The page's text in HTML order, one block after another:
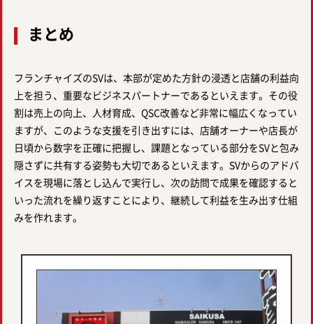
まとめ
フランチャイズのSVは、本部が定めた方針の浸透と店舗の利益向
上を担う、重要なビジネスパートナーであるといえます。その役
割は売上の向上、人材育成、QSC改善など非常に幅広くなってい
ますが、このような支援を引き出すには、店舗オーナーや店長が
日頃から数字を正確に把握し、課題となっている部分をSVと包み
隠さずに共有する姿勢も大切であるといえます。SVからのアドバ
イスを現場に落とし込んで実行し、次の訪問で成果を確認すると
いった流れを繰り返すことにより、継続して利益を生み出す仕組
みを作れます。